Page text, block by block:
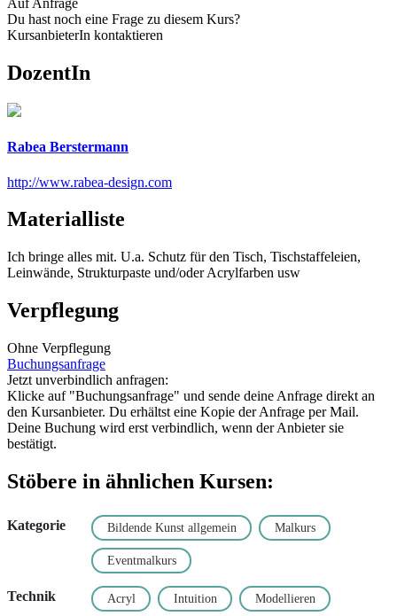
Auf Anfrage
Du hast noch eine Frage zu diesem Kurs?
KursanbieterIn kontaktieren
DozentIn
Rabea Berstermann
http://www.rabea-design.com
Materialliste
Ich bringe alles mit. U.a. Schutz für den Tisch, Tischstaffeleien,
Leinwände, Strukturpaste und/oder Acrylfarben usw
Verpflegung
Ohne Verpflegung
Buchungsanfrage
Jetzt unverbindlich anfragen:
Klicke auf "Buchungsanfrage" und sende deine Anfrage direkt an
den Kursanbieter. Du erhältst eine Kopie der Anfrage per Mail.
Deine Buchung wird erst verbindlich, wenn der Anbieter sie
bestätigt.
Stöbere in ähnlichen Kursen:
Kategorie Bildende Kunst allgemein Malkurs
Eventmalkurs
Technik Acryl Intuition Modellieren